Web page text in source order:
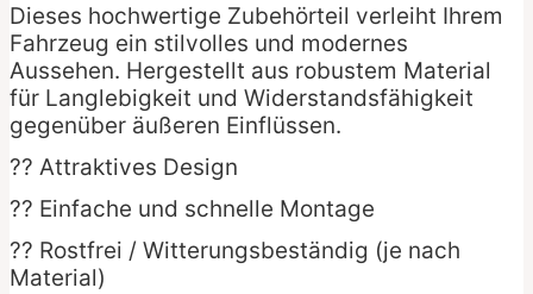
Dieses hochwertige Zubehörteil verleiht Ihrem
Fahrzeug ein stilvolles und modernes
Aussehen. Hergestellt aus robustem Material
für Langlebigkeit und Widerstandsfähigkeit
gegenüber äußeren Einflüssen.
?? Attraktives Design
?? Einfache und schnelle Montage
?? Rostfrei / Witterungsbeständig (je nach
Material)